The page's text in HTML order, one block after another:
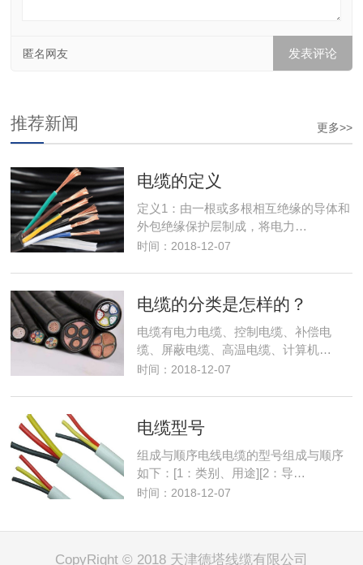
匿名网友
更多>>
推荐新闻
电缆的定义
定义1：由一根或多根相互绝缘的导体和
外包绝缘保护层制成，将电力…
时间：2018-12-07
电缆的分类是怎样的？
电缆有电力电缆、控制电缆、补偿电
缆、屏蔽电缆、高温电缆、计算机…
时间：2018-12-07
电缆型号
组成与顺序电线电缆的型号组成与顺序
如下：[1：类别、用途][2：导…
时间：2018-12-07
CopyRight © 2018 天津德塔线缆有限公司